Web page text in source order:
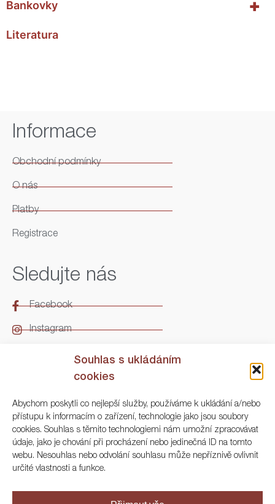
Souhlas s ukládáním
cookies
Abychom poskytli co nejlepší služby, používáme k ukládání a/nebo
přístupu k informacím o zařízení, technologie jako jsou soubory
cookies. Souhlas s těmito technologiemi nám umožní zpracovávat
údaje, jako je chování při procházení nebo jedinečná ID na tomto
webu. Nesouhlas nebo odvolání souhlasu může nepříznivě ovlivnit
určité vlastnosti a funkce.
+
Bankovky
Literatura
Informace
Obchodní podmínky
O nás
Platby
Registrace
Sledujte nás
Facebook
Instagram
Kontakt
ARGO Numismatika
Korunní 83, Praha 3
+420 222 561 343